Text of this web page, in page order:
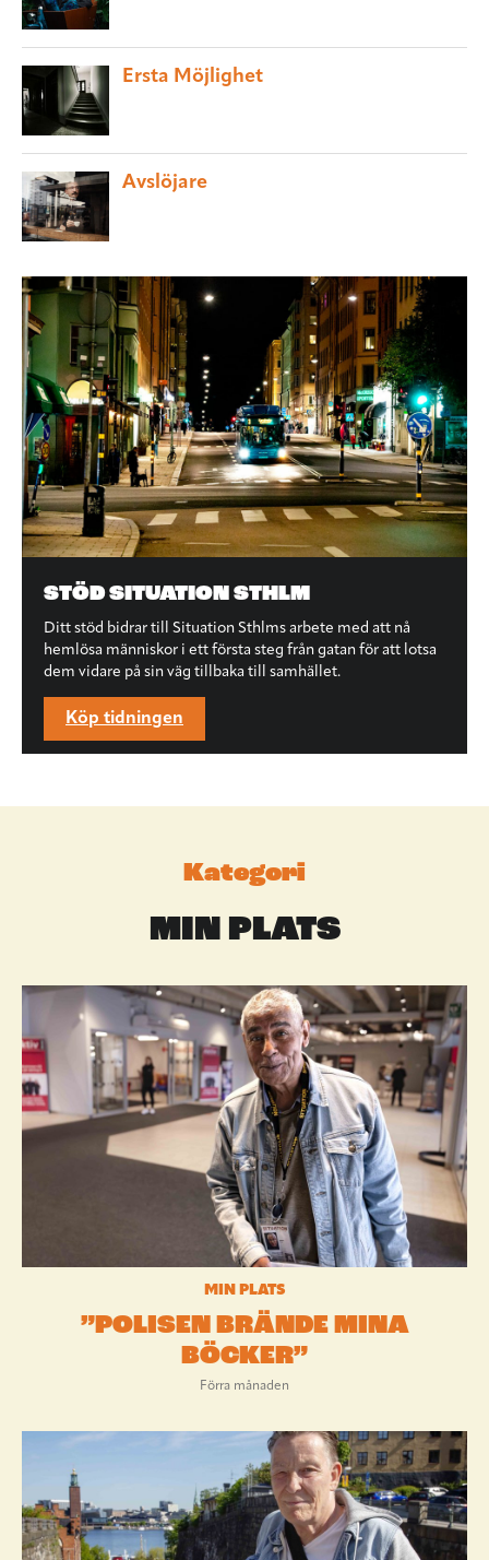
Ersta Möjlighet
Avslöjare
STÖD SITUATION STHLM
Ditt stöd bidrar till Situation Sthlms arbete med att nå
hemlösa människor i ett första steg från gatan för att lotsa
dem vidare på sin väg tillbaka till samhället.
Köp tidningen
MIN PLATS
Kategori
MIN PLATS
”POLISEN BRÄNDE MINA
BÖCKER”
Förra månaden